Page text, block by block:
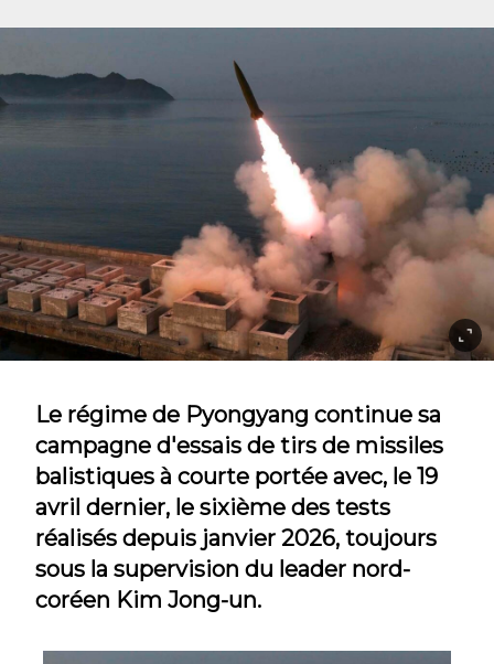
Le régime de Pyongyang continue sa
campagne d'essais de tirs de missiles
balistiques à courte portée avec, le 19
avril dernier, le sixième des tests
réalisés depuis janvier 2026, toujours
sous la supervision du leader nord-
coréen Kim Jong-un.